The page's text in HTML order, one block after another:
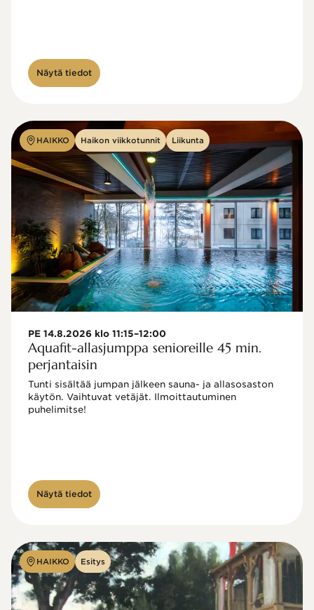
Näytä tiedot
HAIKKO Haikon viikkotunnit Liikunta
PE 14.8.2026 klo 11:15–12:00
Aquafit-allasjumppa senioreille 45 min.
perjantaisin
Tunti sisältää jumpan jälkeen sauna- ja allasosaston
käytön. Vaihtuvat vetäjät. Ilmoittautuminen
puhelimitse!
Näytä tiedot
HAIKKO Esitys